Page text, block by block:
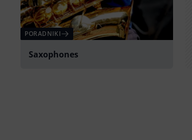
PORADNIKI
Saxophones